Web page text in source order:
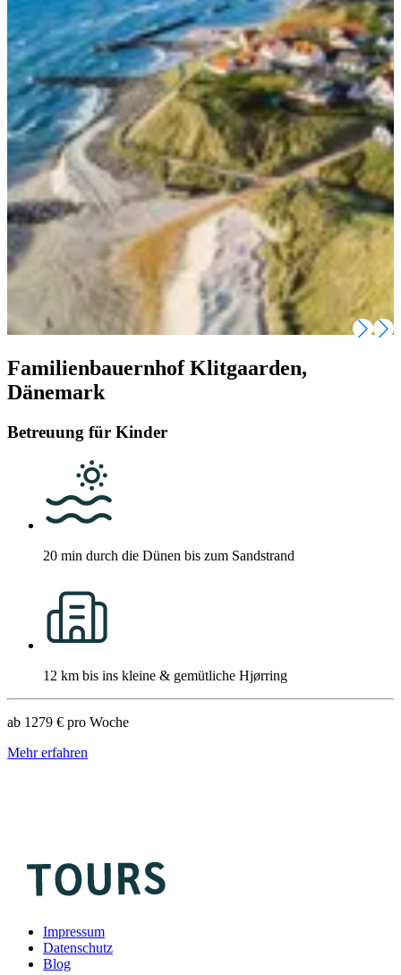
Familienbauernhof Klitgaarden,
Dänemark
Betreuung für Kinder
20 min durch die Dünen bis zum Sandstrand
12 km bis ins kleine & gemütliche Hjørring
ab 1279 € pro Woche
Mehr erfahren
Impressum
Datenschutz
Blog